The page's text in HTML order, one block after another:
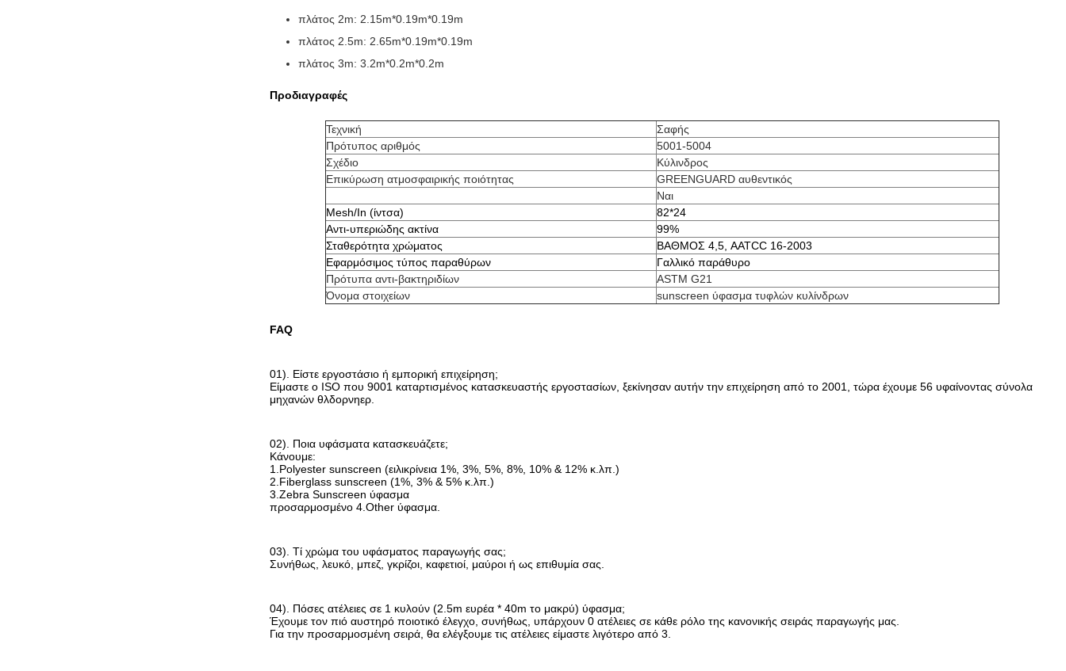
πλάτος 2m: 2.15m*0.19m*0.19m
πλάτος 2.5m: 2.65m*0.19m*0.19m
πλάτος 3m: 3.2m*0.2m*0.2m
Προδιαγραφές
Τεχνική
Σαφής
Πρότυπος αριθμός
5001-5004
Σχέδιο
Κύλινδρος
Επικύρωση ατμοσφαιρικής ποιότητας
GREENGUARD αυθεντικός
Ναι
Mesh/In (ίντσα)
82*24
Αντι-υπεριώδης ακτίνα
99%
Σταθερότητα χρώματος
ΒΑΘΜΟΣ 4,5, AATCC 16-2003
Εφαρμόσιμος τύπος παραθύρων
Γαλλικό παράθυρο
Πρότυπα αντι-βακτηριδίων
ASTM G21
Όνομα στοιχείων
sunscreen ύφασμα τυφλών κυλίνδρων
FAQ
01). Είστε εργοστάσιο ή εμπορική επιχείρηση;
Είμαστε ο ISO που 9001 καταρτισμένος κατασκευαστής εργοστασίων, ξεκίνησαν αυτήν την επιχείρηση από το 2001, τώρα έχουμε 56 υφαίνοντας σύνολα
μηχανών θλδορνηερ.
02). Ποια υφάσματα κατασκευάζετε;
Κάνουμε:
1.Polyester sunscreen (ειλικρίνεια 1%, 3%, 5%, 8%, 10% & 12% κ.λπ.)
2.Fiberglass sunscreen (1%, 3% & 5% κ.λπ.)
3.Zebra Sunscreen ύφασμα
προσαρμοσμένο 4.Other ύφασμα.
03). Τί χρώμα του υφάσματος παραγωγής σας;
Συνήθως, λευκό, μπεζ, γκρίζοι, καφετιοί, μαύροι ή ως επιθυμία σας.
04). Πόσες ατέλειες σε 1 κυλούν (2.5m ευρέα * 40m το μακρύ) ύφασμα;
Έχουμε τον πιό αυστηρό ποιοτικό έλεγχο, συνήθως, υπάρχουν 0 ατέλειες σε κάθε ρόλο της κανονικής σειράς παραγωγής μας.
Για την προσαρμοσμένη σειρά, θα ελέγξουμε τις ατέλειες είμαστε λιγότερο από 3.